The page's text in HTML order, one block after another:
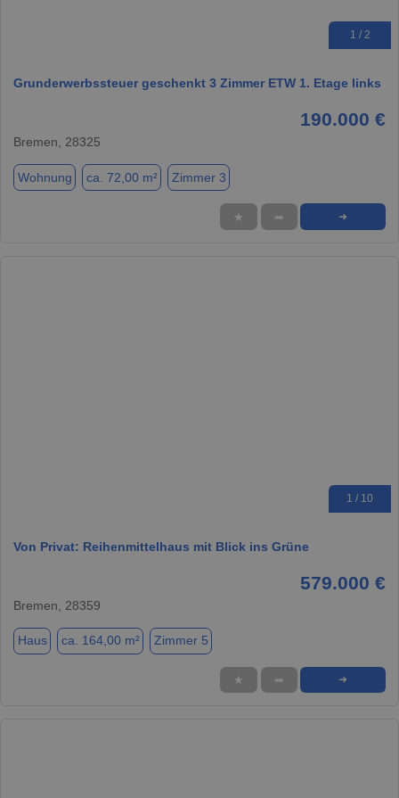
1 / 2
Grunderwerbssteuer geschenkt 3 Zimmer ETW 1. Etage links
190.000 €
Bremen, 28325
Wohnung ca. 72,00 m² Zimmer 3
★ ➦ ➜
1 / 10
Von Privat: Reihenmittelhaus mit Blick ins Grüne
579.000 €
Bremen, 28359
Haus ca. 164,00 m² Zimmer 5
★ ➦ ➜